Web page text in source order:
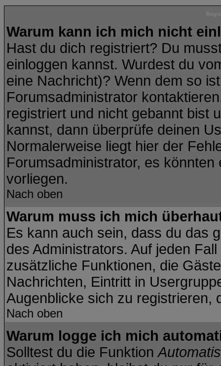
Warum kann ich mich nicht
Hast du dich registriert? Du
einloggen kannst. Wurdest du
eine Nachricht)? Wenn dem so
Forumsadministrator
registriert und nicht gebannt bist
kannst, dann überprüfe deinen
Normalerweise liegt hier der
Forumsadministrator, es
vorliegen.
Nach oben
Warum muss ich mich
Es kann auch sein, dass du das
des Administrators. Auf jeden
zusätzliche Funktionen, die
Nachrichten, Eintritt in
Augenblicke sich zu registrieren,
Nach oben
Warum logge ich mich
Solltest du die Funktion